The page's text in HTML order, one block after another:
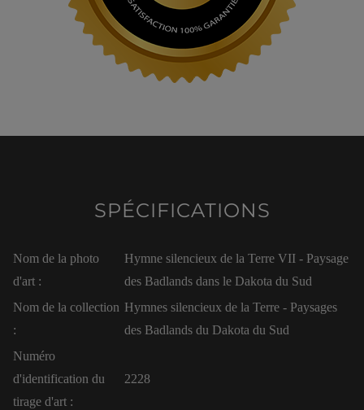
SPÉCIFICATIONS
Nom de la photo
d'art :
Hymne silencieux de la Terre VII - Paysage
des Badlands dans le Dakota du Sud
Nom de la collection
:
Hymnes silencieux de la Terre - Paysages
des Badlands du Dakota du Sud
Numéro
d'identification du
tirage d'art :
2228